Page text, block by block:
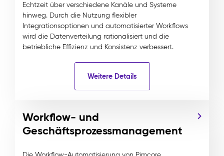
Echtzeit über verschiedene Kanäle und Systeme
hinweg. Durch die Nutzung flexibler
Integrationsoptionen und automatisierter Workflows
wird die Datenverteilung rationalisiert und die
betriebliche Effizienz und Konsistenz verbessert.
Weitere Details
Workflow- und
Geschäftsprozessmanagement